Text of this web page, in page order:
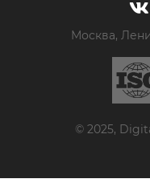
Москва,
© 2025,